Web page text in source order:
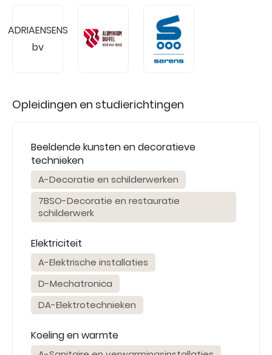
ADRIAENSENS
bv
Opleidingen en studierichtingen
Beeldende kunsten en decoratieve
technieken
A-Decoratie en schilderwerken
7BSO-Decoratie en restauratie
schilderwerk
Elektriciteit
A-Elektrische installaties
D-Mechatronica
DA-Elektrotechnieken
Koeling en warmte